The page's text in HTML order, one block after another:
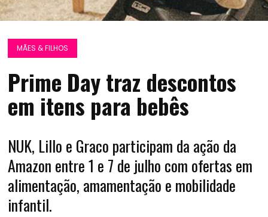
MÃES & FILHOS
Prime Day traz descontos
em itens para bebês
NUK, Lillo e Graco participam da ação da
Amazon entre 1 e 7 de julho com ofertas em
alimentação, amamentação e mobilidade
infantil.